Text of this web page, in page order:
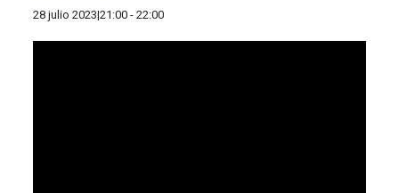
28 julio 2023|21:00- 22:00